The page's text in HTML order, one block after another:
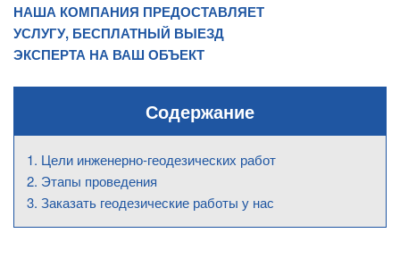
НАША КОМПАНИЯ ПРЕДОСТАВЛЯЕТ
УСЛУГУ, БЕСПЛАТНЫЙ ВЫЕЗД
ЭКСПЕРТА НА ВАШ ОБЪЕКТ
Содержание
Цели инженерно-геодезических работ
Этапы проведения
Заказать геодезические работы у нас